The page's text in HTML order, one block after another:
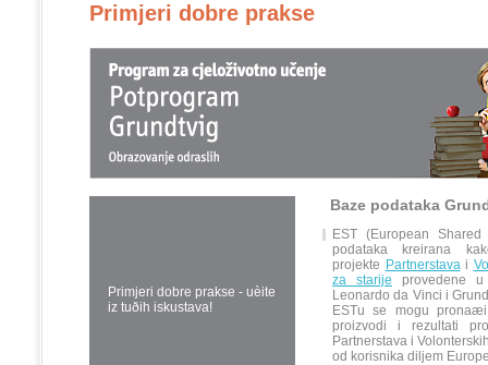
Primjeri dobre prakse
Primjeri dobre prakse - uèite
iz tuðih iskustava!
Baze podataka
EST (European
podataka kreirana
projekte Partnerstavai
za starije provedene u
Leonardo da Vinci i
ESTu se mogu
proizvodi i rezultati
Partnerstava i
od korisnika diljem